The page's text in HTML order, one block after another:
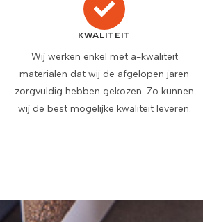
KWALITEIT
Wij werken enkel met a-kwaliteit
materialen dat wij de afgelopen jaren
zorgvuldig hebben gekozen. Zo kunnen
wij de best mogelijke kwaliteit leveren.